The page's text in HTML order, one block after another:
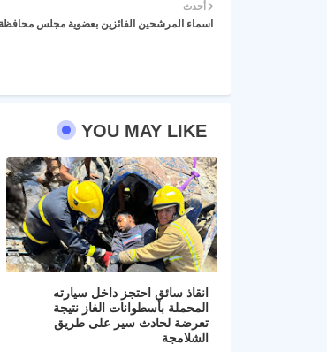
أحدث
اسماء المرشحين الفائزين بعضوية مجلس
YOU MAY LIKE
انقاذ سائق احتجز داخل سيارته
المحملة بأسطوانات الغاز نتيجة
تعرضة لحادث سير على طريق
الشلامجة